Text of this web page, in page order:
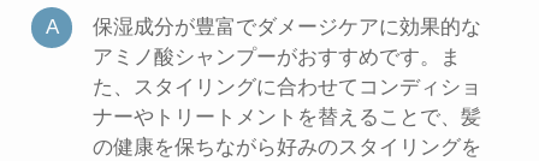
保湿成分が豊富でダメージケアに効果的な
アミノ酸シャンプーがおすすめです。ま
た、スタイリングに合わせてコンディショ
ナーやトリートメントを替えることで、髪
の健康を保ちながら好みのスタイリングを